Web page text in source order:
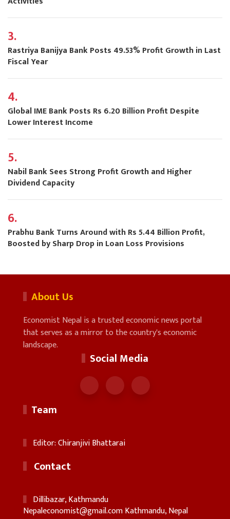
3.
Rastriya Banijya Bank Posts 49.53% Profit Growth in Last
Fiscal Year
4.
Global IME Bank Posts Rs 6.20 Billion Profit Despite
Lower Interest Income
5.
Nabil Bank Sees Strong Profit Growth and Higher
Dividend Capacity
6.
Prabhu Bank Turns Around with Rs 5.44 Billion Profit,
Boosted by Sharp Drop in Loan Loss Provisions
About Us
Economist Nepal is a trusted economic news portal
that serves as a mirror to the country's economic
landscape.
Social Media
Team
Editor: Chiranjivi Bhattarai
Contact
Dillibazar, Kathmandu
Nepaleconomist@gmail.comKathmandu, Nepal